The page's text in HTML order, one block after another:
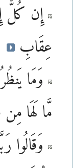
إِن كُلٌّ
عِقَابِ
وَمَا
مَّا لَهَا
وَقَالُوا